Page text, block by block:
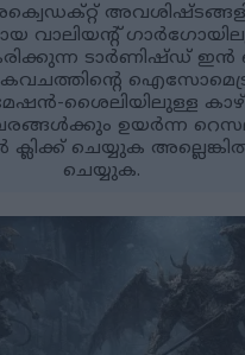
വാലിയന്റ്
ടാർണിഷ്ഡ് ഇൻ
ശൈലിയിലുള്ള
ഉയർന്ന
ക്ലിക്ക് ചെയ്യുക
ചെയ്യുക.